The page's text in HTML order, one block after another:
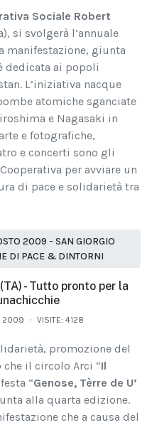
Sociale Robert
si svolgerà l’annuale
manifestazione, giunta
dedicata ai popoli
L’iniziativa nacque
atomiche sganciate
e Nagasaki in
e fotografiche,
e concerti sono gli
per avviare un
di pace e solidarietà tra
2009 - SAN GIORGIO
DI PACE & DINTORNI
- Tutto pronto per la
2009 VISITE: 4128
promozione del
il circolo Arci “Il
“Genose, Tèrre de U’
alla quarta edizione.
che a causa del